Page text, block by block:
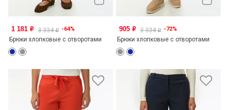
1 181 o 3 334o -64%
Брюки хлопковые с отворотами
905 o 3 334o -72%
Брюки хлопковые с отворотами